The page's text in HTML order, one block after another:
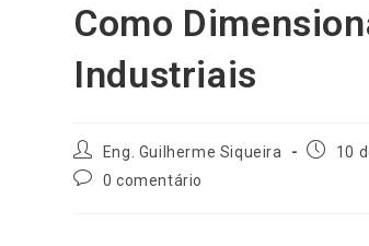
Como
Industriais
Autor
do
post:
Eng. Guilherme Siqueira
Post10
Comentários
0 comentário